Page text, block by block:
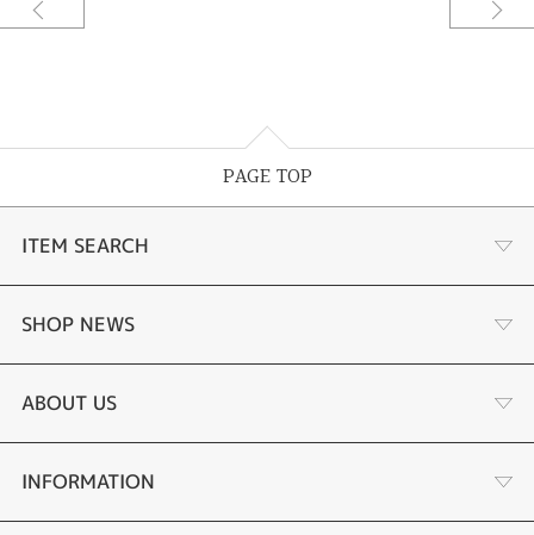
PAGE TOP
ITEM SEARCH
婚約指輪
結婚指輪
セットリング
SHOP NEWS
サプライズプロポーズ相談室
ダイヤモンドカッターブランド
ABOUT US
店舗情報
INFORMATION